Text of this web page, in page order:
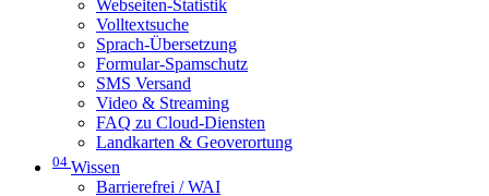
Webseiten-Statistik
Volltextsuche
Sprach-Übersetzung
Formular-Spamschutz
SMS Versand
Video & Streaming
FAQ zu Cloud-Diensten
Landkarten & Geoverortung
04 Wissen
Barrierefrei / WAI